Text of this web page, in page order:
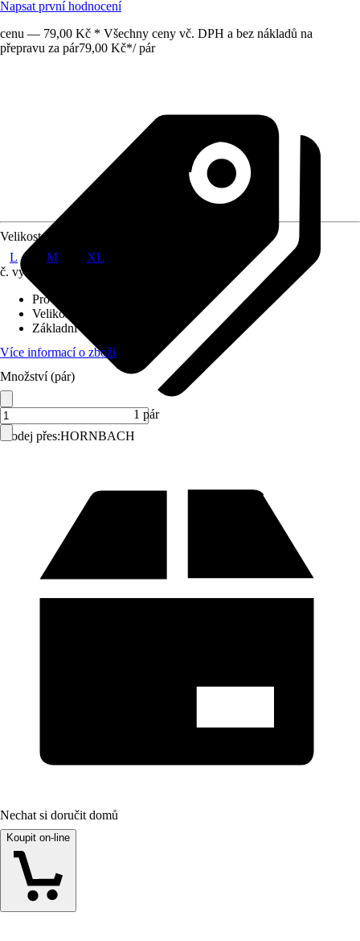
Napsat první hodnocení
cenu — 79,00 Kč * Všechny ceny vč. DPH a bez nákladů na
přepravu za pár79,00 Kč*/ pár
Prodej přes:HORNBACH
Velikost
L
M
XL
č. výrobku
Provedení
Velikost
Základní barva
Více informací o zboží
Množství (pár)
1 pár
Nechat si doručit domů
Koupit on-line